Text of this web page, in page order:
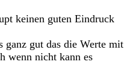
keinen guten Eindruck
ganz gut das die Werte mit
wenn nicht kann es